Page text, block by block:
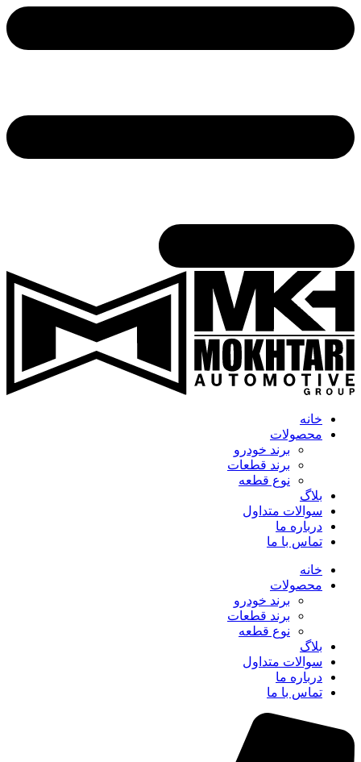
خانه
محصولات
برند خودرو
برند قطعات
نوع قطعه
بلاگ
سوالات متداول
درباره ما
تماس با ما
خانه
محصولات
برند خودرو
برند قطعات
نوع قطعه
بلاگ
سوالات متداول
درباره ما
تماس با ما